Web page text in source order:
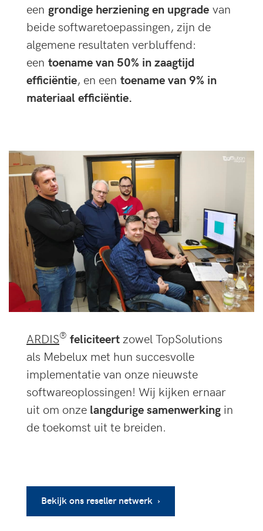
een grondige herziening en upgrade van
beide softwaretoepassingen, zijn de
algemene resultaten verbluffend:
een toename van 50% in zaagtijd
efficiëntie, en een toename van 9% in
materiaal efficiëntie.
ARDIS® feliciteert zowel TopSolutions
als Mebelux met hun succesvolle
implementatie van onze nieuwste
softwareoplossingen! Wij kijken ernaar
uit om onze langdurige samenwerking in
de toekomst uit te breiden.
Bekijk ons reseller netwerk ›